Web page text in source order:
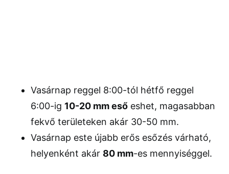
Vasárnap reggel 8:00-tól hétfő reggel
6:00-ig 10-20 mm eső eshet, magasabban
fekvő területeken akár 30-50 mm.
Vasárnap este újabb erős esőzés várható,
helyenként akár 80 mm-es mennyiséggel.